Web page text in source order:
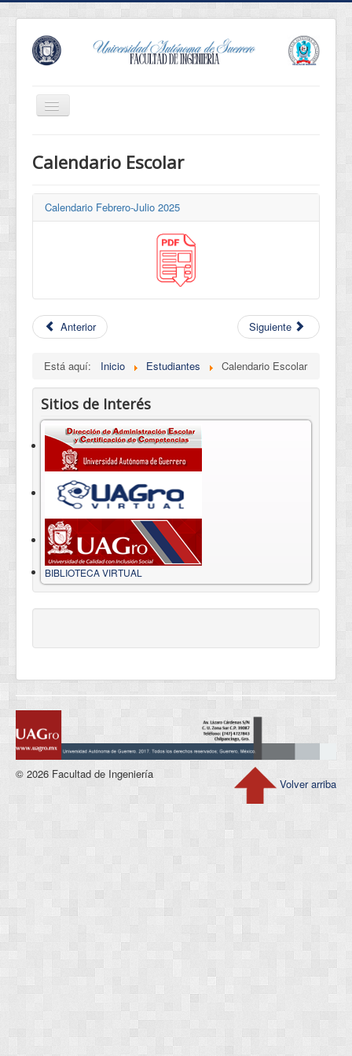
Cambiar
navegación
Eventos
Conócenos
Oferta Educativa
Normatividad
Servicios
Calendario Escolar
Calendario Febrero-Julio 2025
Anterior Siguiente
Está aquí: Inicio Estudiantes Calendario Escolar
Sitios de Interés
BIBLIOTECA VIRTUAL
Volver arriba
© 2026 Facultad de Ingeniería